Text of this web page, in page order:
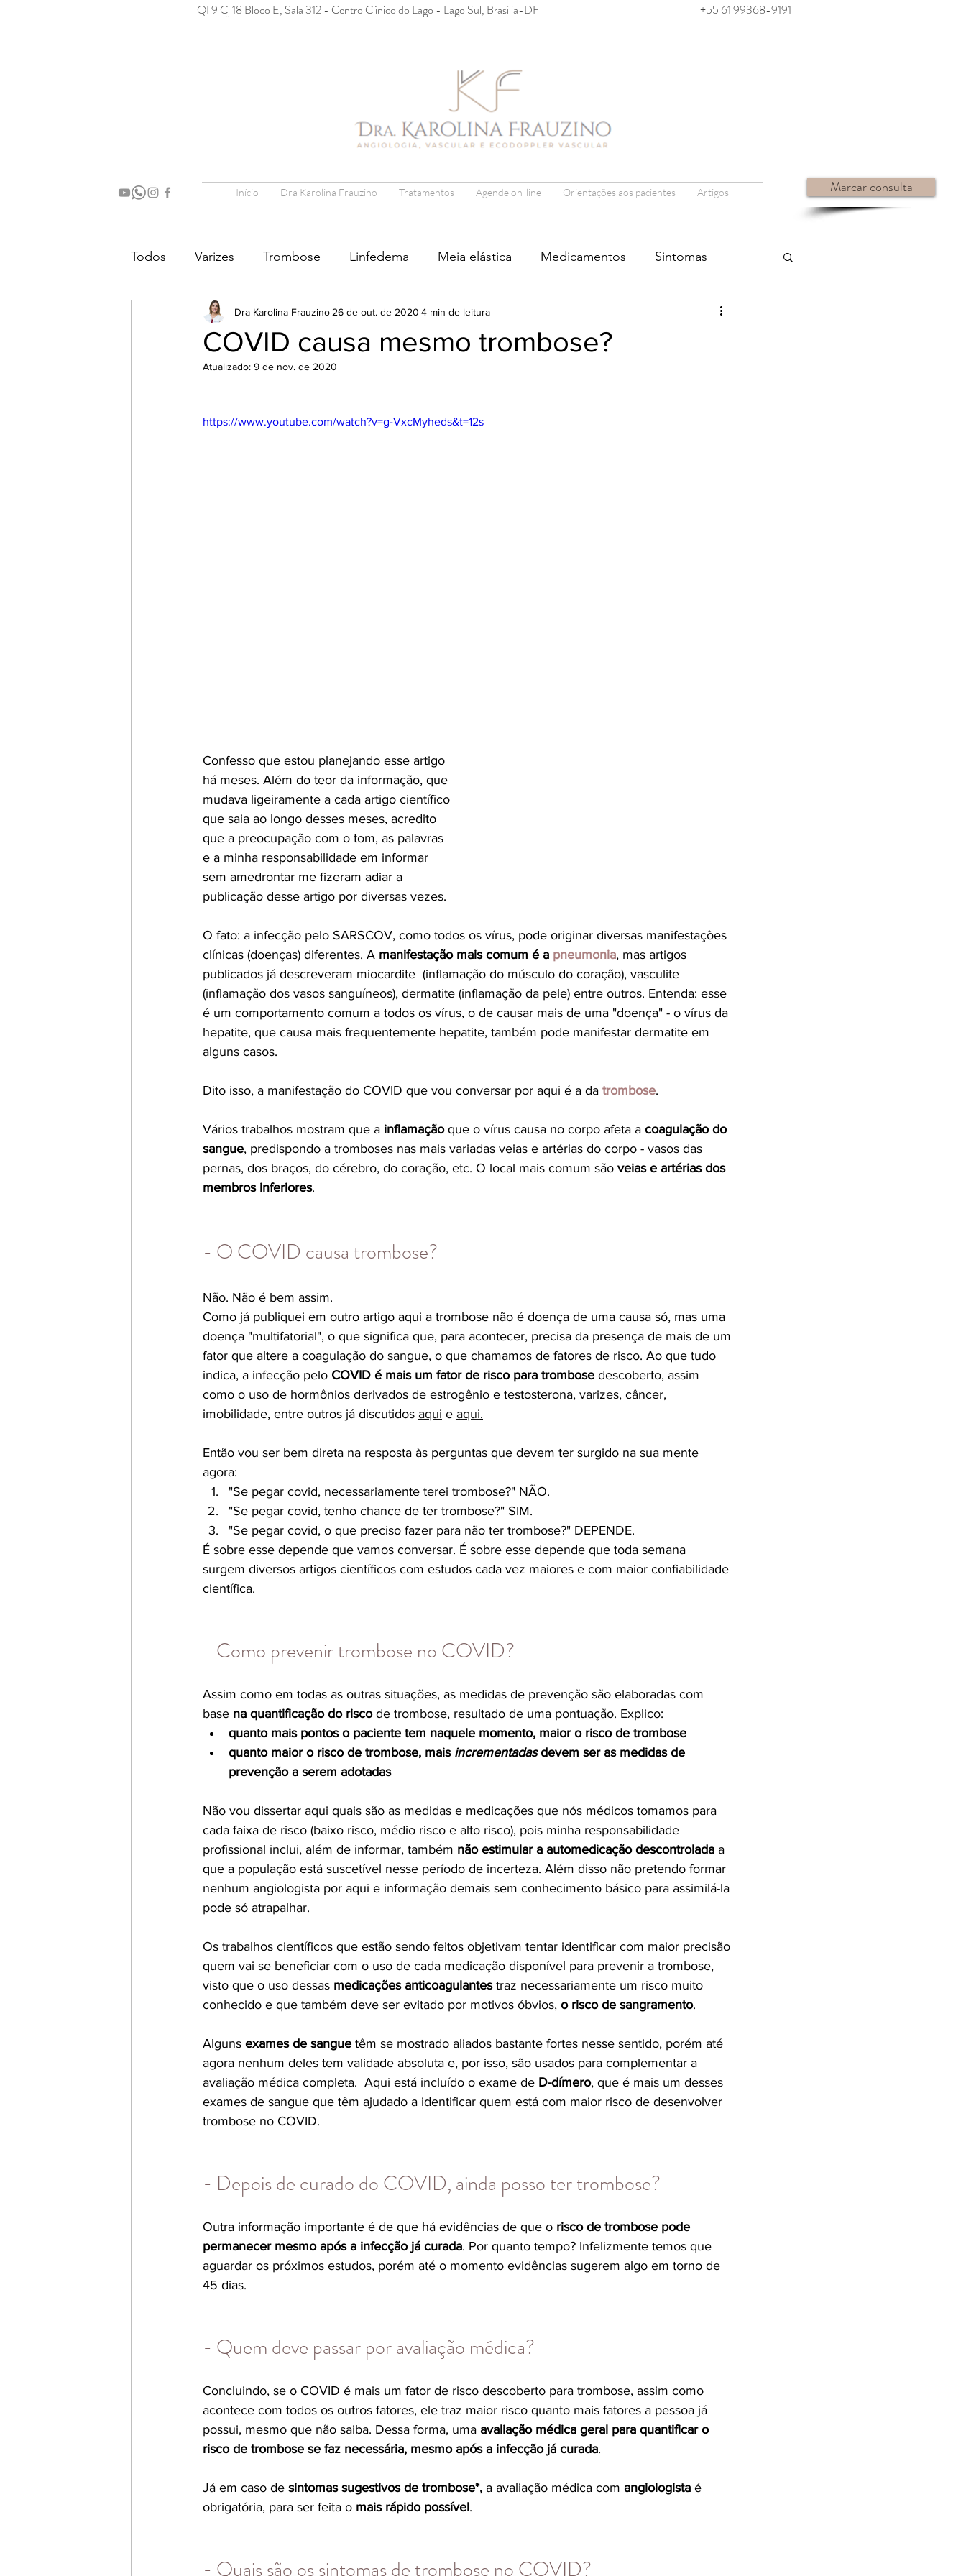
QI 9 Cj 18 Bloco E, Sala 312 - Centro Clínico do Lago - Lago Sul, Brasília-DF +55 61 99368-9191
Início Dra Karolina Frauzino Tratamentos Agende on-line Orientações aos pacientes Artigos Marcar consulta
Todos Varizes Trombose Linfedema Meia elástica Medicamentos Sintomas
Tratamentos Orientações aos pacientes Gravidez
COVID causa mesmo trombose?
Dra Karolina Frauzino 26 de out. de 2020 4 min de leitura
Atualizado: 9 de nov. de 2020
https://www.youtube.com/watch?v=g-VxcMyheds&t=12s
Confesso que estou planejando esse artigo
há meses. Além do teor da informação, que
mudava ligeiramente a cada artigo científico
que saia ao longo desses meses, acredito
que a preocupação com o tom, as palavras
e a minha responsabilidade em informar
sem amedrontar me fizeram adiar a
publicação desse artigo por diversas vezes.
O fato: a infecção pelo SARSCOV, como todos os vírus, pode originar diversas manifestações
clínicas (doenças) diferentes. A manifestação mais comum é a pneumonia, mas artigos
publicados já descreveram miocardite  (inflamação do músculo do coração), vasculite
(inflamação dos vasos sanguíneos), dermatite (inflamação da pele) entre outros. Entenda: esse
é um comportamento comum a todos os vírus, o de causar mais de uma "doença" - o vírus da
hepatite, que causa mais frequentemente hepatite, também pode manifestar dermatite em
alguns casos.
Dito isso, a manifestação do COVID que vou conversar por aqui é a da trombose.
Vários trabalhos mostram que a inflamação que o vírus causa no corpo afeta a coagulação do
sangue, predispondo a tromboses nas mais variadas veias e artérias do corpo - vasos das
pernas, dos braços, do cérebro, do coração, etc. O local mais comum são veias e artérias dos
membros inferiores.
- O COVID causa trombose?
Não. Não é bem assim.
Como já publiquei em outro artigo aqui a trombose não é doença de uma causa só, mas uma
doença "multifatorial", o que significa que, para acontecer, precisa da presença de mais de um
fator que altere a coagulação do sangue, o que chamamos de fatores de risco. Ao que tudo
indica, a infecção pelo COVID é mais um fator de risco para trombose descoberto, assim
como o uso de hormônios derivados de estrogênio e testosterona, varizes, câncer,
imobilidade, entre outros já discutidos aqui e aqui.
Então vou ser bem direta na resposta às perguntas que devem ter surgido na sua mente
agora:
"Se pegar covid, necessariamente terei trombose?" NÃO.
"Se pegar covid, tenho chance de ter trombose?" SIM.
"Se pegar covid, o que preciso fazer para não ter trombose?" DEPENDE.
É sobre esse depende que vamos conversar. É sobre esse depende que toda semana
surgem diversos artigos científicos com estudos cada vez maiores e com maior confiabilidade
científica.
- Como prevenir trombose no COVID?
Assim como em todas as outras situações, as medidas de prevenção são elaboradas com
base na quantificação do risco de trombose, resultado de uma pontuação. Explico:
quanto mais pontos o paciente tem naquele momento, maior o risco de trombose
quanto maior o risco de trombose, mais incrementadas devem ser as medidas de
prevenção a serem adotadas
Não vou dissertar aqui quais são as medidas e medicações que nós médicos tomamos para
cada faixa de risco (baixo risco, médio risco e alto risco), pois minha responsabilidade
profissional inclui, além de informar, também não estimular a automedicação descontrolada a
que a população está suscetível nesse período de incerteza. Além disso não pretendo formar
nenhum angiologista por aqui e informação demais sem conhecimento básico para assimilá-la
pode só atrapalhar.
Os trabalhos científicos que estão sendo feitos objetivam tentar identificar com maior precisão
quem vai se beneficiar com o uso de cada medicação disponível para prevenir a trombose,
visto que o uso dessas medicações anticoagulantes traz necessariamente um risco muito
conhecido e que também deve ser evitado por motivos óbvios, o risco de sangramento.
Alguns exames de sangue têm se mostrado aliados bastante fortes nesse sentido, porém até
agora nenhum deles tem validade absoluta e, por isso, são usados para complementar a
avaliação médica completa.  Aqui está incluído o exame de D-dímero, que é mais um desses
exames de sangue que têm ajudado a identificar quem está com maior risco de desenvolver
trombose no COVID.
- Depois de curado do COVID, ainda posso ter trombose?
Outra informação importante é de que há evidências de que o risco de trombose pode
permanecer mesmo após a infecção já curada. Por quanto tempo? Infelizmente temos que
aguardar os próximos estudos, porém até o momento evidências sugerem algo em torno de
45 dias.
- Quem deve passar por avaliação médica?
Concluindo, se o COVID é mais um fator de risco descoberto para trombose, assim como
acontece com todos os outros fatores, ele traz maior risco quanto mais fatores a pessoa já
possui, mesmo que não saiba. Dessa forma, uma avaliação médica geral para quantificar o
risco de trombose se faz necessária, mesmo após a infecção já curada.
Já em caso de sintomas sugestivos de trombose*, a avaliação médica com angiologista é
obrigatória, para ser feita o mais rápido possível.
- Quais são os sintomas de trombose no COVID?